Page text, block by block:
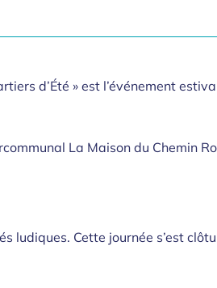
d’Été » est l’événement
La Maison du Chemin
ludiques. Cette journée s’est